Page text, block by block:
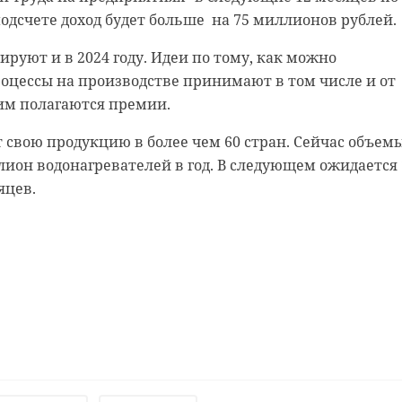
доход будет больше на 75 миллионов рублей.
и в 2024 году. Идеи по тому, как можно
на производстве принимают в том числе и от
полагаются премии.
свою продукцию в более чем 60 стран. Сейчас
водонагревателей в год. В следующем ожидается
комиссариатов Петербурга и Ленобласти при
военного следственного отдела СК России по Санкт-
вручили присягнувшим повестки о постановке
исполнения гражданского долга по прохождению
в установленном законом порядке
по вопросам миграции ГУ МВД России. Об этом
в среду, 20 декабря, в пресс-службе ГУ МВД России по